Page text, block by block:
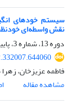
سیستم خودهای
نقش واسطه‌ای
دوره 13، شماره 3، پاییز 1401، صفحه
فاطمه عزیزخان،
مشاهده مقاله